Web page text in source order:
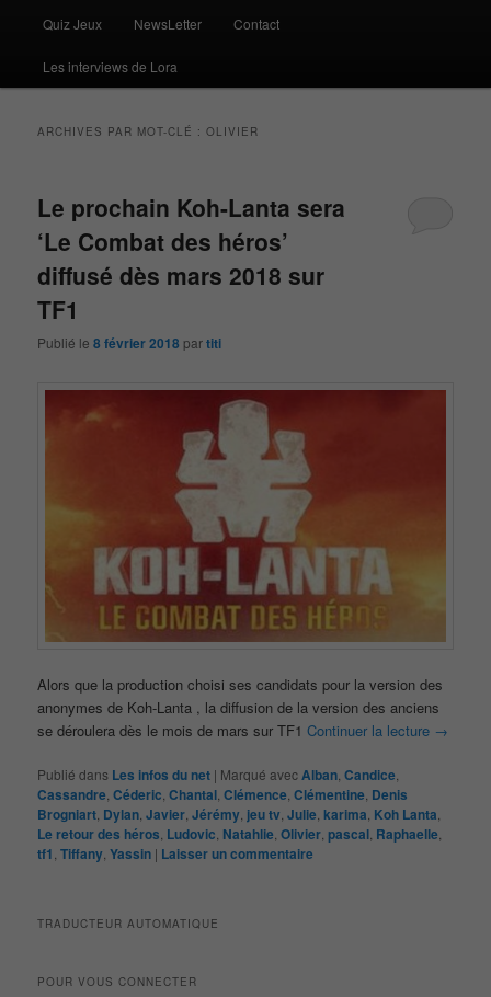
Quiz Jeux NewsLetter Contact
Les interviews de Lora
ARCHIVES PAR MOT-CLÉ :OLIVIER
Le prochain Koh-Lanta sera
‘Le Combat des héros’
diffusé dès mars 2018 sur
TF1
Publié le8 février 2018 partiti
Alors que la production choisi ses candidats pour la version des
anonymes de Koh-Lanta , la diffusion de la version des anciens
se déroulera dès le mois de mars sur TF1Continuer la lecture →
Publié dans Les infos du net | Marqué avecAlban ,Candice
Cassandre ,Céderic ,Chantal ,Clémence ,Clémentine Denis
Brogniart Dylan ,Javier ,Jérémy jeu tv ,Julie ,karima Koh Lanta
Le retour des héros Ludovic Natahlie ,Olivier ,pascal Raphaelle
tf1 ,Tiffany ,Yassin | Laisser un commentaire
TRADUCTEUR AUTOMATIQUE
POUR VOUS CONNECTER